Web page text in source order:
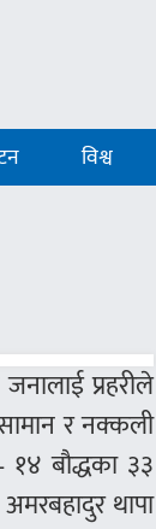
विश्व
प्रहरीले
र नक्कली
१४ बौद्धका ३३
अमरबहादुर थापा